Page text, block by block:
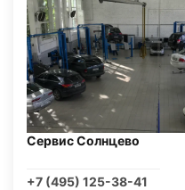
Сервис Солнцево
+7 (495) 125-38-41